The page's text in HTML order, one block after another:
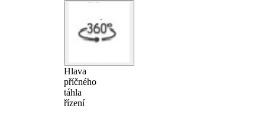
Hlava
příčného
táhla
řízení